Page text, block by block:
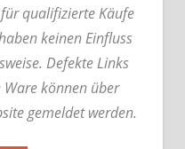
qualifizierte Käufe
keinen Einfluss
Defekte Links
können über
gemeldet werden.